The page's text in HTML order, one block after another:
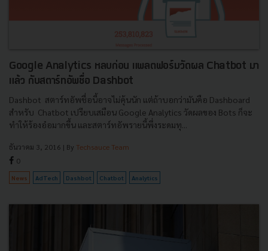
Google Analytics หลบก่อน แพลตฟอร์มวัดผล Chatbot มา
แล้ว กับสตาร์ทอัพชื่อ Dashbot
Dashbot สตาร์ทอัพชื่อนี้อาจไม่คุ้นนัก แต่ถ้าบอกว่ามันคือ Dashboard
สำหรับ Chatbot เปรียบเสมือน Google Analytics วัดผลของ Bots ก็จะ
ทำให้ร้องอ๋อมากขึ้น และสตาร์ทอัพรายนี้พึ่งระดมทุ...
ธันวาคม 3, 2016 | By Techsauce Team
0
News AdTech Dashbot Chatbot Analytics